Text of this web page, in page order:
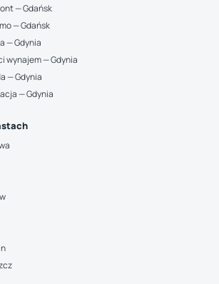
— Gdańsk
— Gdańsk
— Gdynia
wynajem — Gdynia
— Gdynia
— Gdynia